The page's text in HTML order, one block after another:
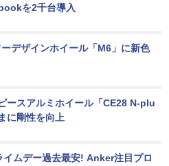
を2千台導入
デザインホイール「M6」に新色
ースアルミホイール「CE28 N-plu
に剛性を向上
ムデー過去最安! Anker注目プロ